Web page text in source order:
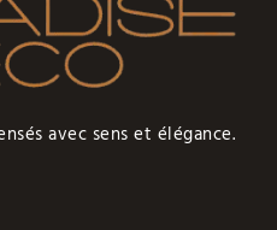
avec sens et élégance.